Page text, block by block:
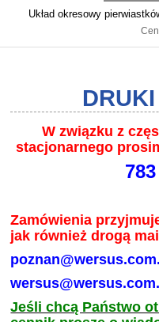
Układ okresowy
W związku z
stacjonarnego
Zamówienia
jak również drogą
Jeśli chcą Państwo